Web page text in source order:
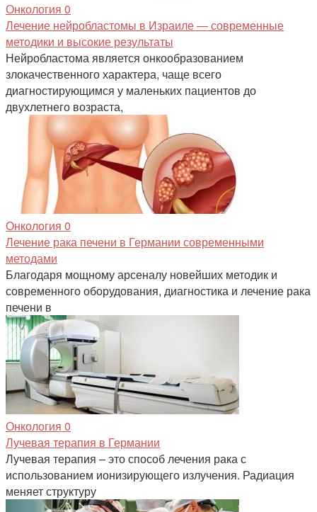
Онкология 0
Лечение нейробластомы в Израиле — современные
методики и высокие результаты
Нейробластома является онкообразованием
злокачественного характера, чаще всего
диагностирующимся у маленьких пациентов до
двухлетнего возраста,
Онкология 0
Лечение рака печени в Германии современными
методами
Благодаря мощному арсеналу новейших методик и
современного оборудования, диагностика и лечение рака
печени в
Онкология 0
Лучевая терапия в Германии
Лучевая терапия – это способ лечения рака с
использованием ионизирующего излучения. Радиация
меняет структуру